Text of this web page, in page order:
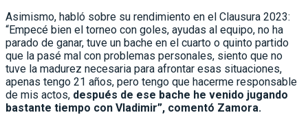
Asimismo, habló sobre su rendimiento en el Clausura 2023:
“Empecé bien el torneo con goles, ayudas al equipo, no ha
parado de ganar, tuve un bache en el cuarto o quinto partido
que la pasé mal con problemas personales, siento que no
tuve la madurez necesaria para afrontar esas situaciones,
apenas tengo 21 años, pero tengo que hacerme responsable
de mis actos, después de ese bache he venido jugando
bastante tiempo con Vladimir”, comentó Zamora.